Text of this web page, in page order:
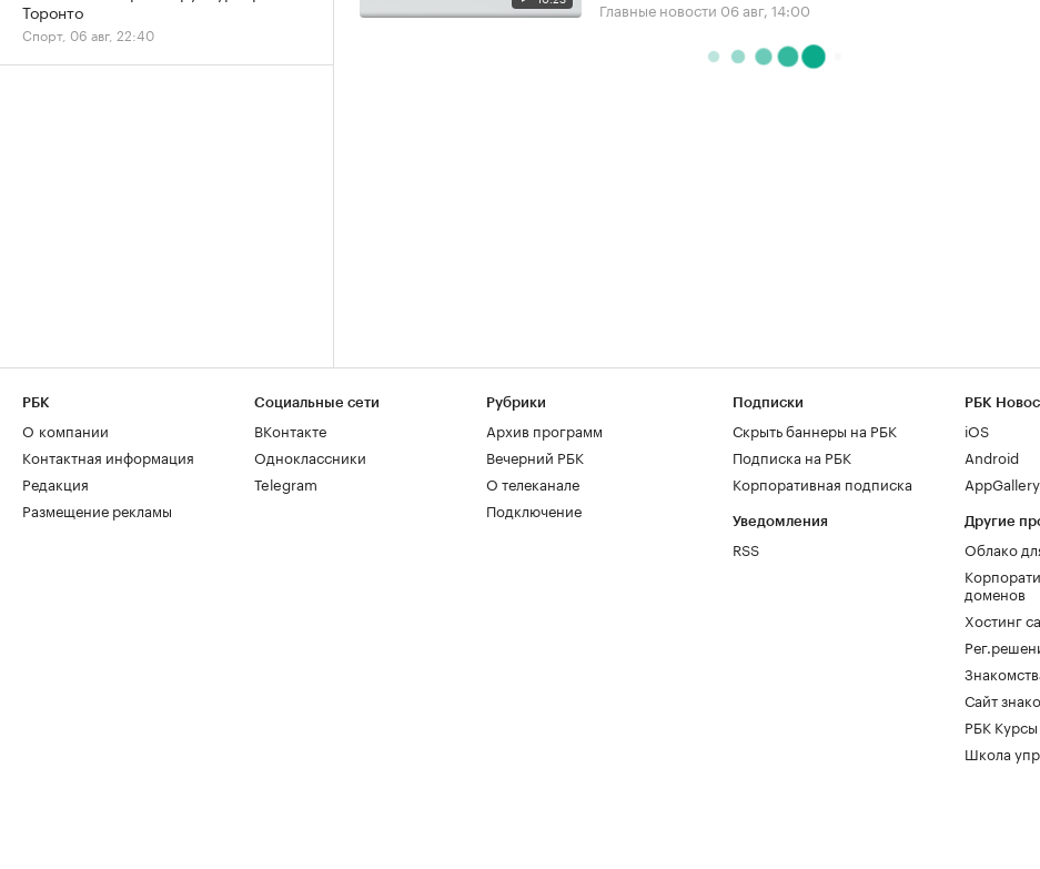
Главные новости 06 авг, 14:00
Торонто
Спорт, 06 авг, 22:40
РБК
О компании
Контактная информация
Редакция
Размещение рекламы
Социальные сети
ВКонтакте
Одноклассники
Telegram
Рубрики
Архив программ
Вечерний РБК
О телеканале
Подключение
Подписки
Скрыть баннеры на РБК
Подписка на РБК
Корпоративная подписка
Уведомления
RSS
РБК
iOS
Android
AppGallery
Другие
Облако
доменов
Хостинг
Сайт
РБК Курсы
Школа